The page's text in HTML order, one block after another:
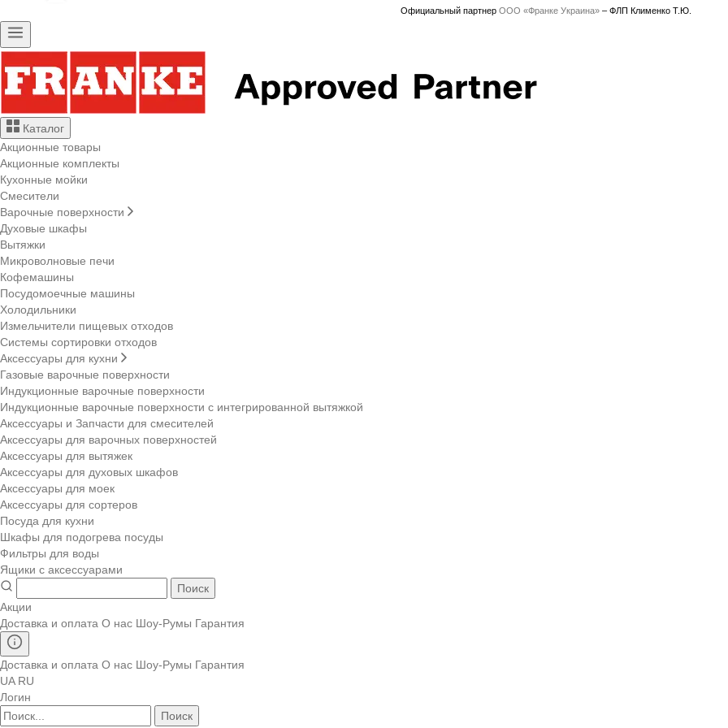
Официальный партнер ООО «Франке Украина» – ФЛП Клименко Т.Ю.
Каталог
Акционные товары
Акционные комплекты
Кухонные мойки
Смесители
Варочные поверхности
Духовые шкафы
Вытяжки
Микроволновые печи
Кофемашины
Посудомоечные машины
Холодильники
Измельчители пищевых отходов
Системы сортировки отходов
Аксессуары для кухни
Газовые варочные поверхности
Индукционные варочные поверхности
Индукционные варочные поверхности с интегрированной вытяжкой
Аксессуары и Запчасти для смесителей
Аксессуары для варочных поверхностей
Аксессуары для вытяжек
Аксессуары для духовых шкафов
Аксессуары для моек
Аксессуары для сортеров
Посуда для кухни
Шкафы для подогрева посуды
Фильтры для воды
Ящики с аксессуарами
Поиск
Акции
Доставка и оплата О нас Шоу-Румы Гарантия
Доставка и оплата О нас Шоу-Румы Гарантия
UA RU
Логин
Поиск